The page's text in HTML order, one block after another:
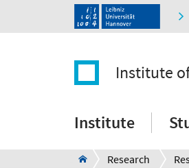
Institute
Institute
Research